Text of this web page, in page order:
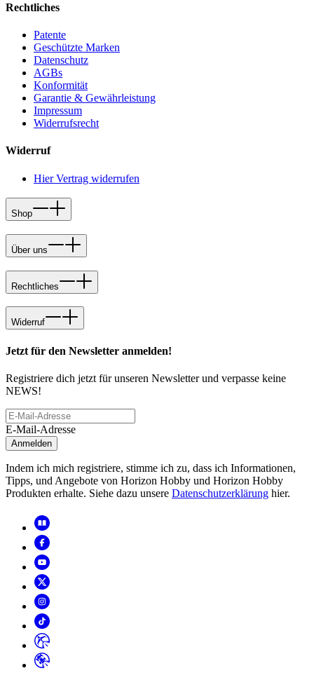
Rechtliches
Patente
Geschützte Marken
Datenschutz
AGBs
Konformität
Garantie & Gewährleistung
Impressum
Widerrufsrecht
Widerruf
Hier Vertrag widerrufen
Shop
Über uns
Rechtliches
Widerruf
Jetzt für den Newsletter anmelden!
Registriere dich jetzt für unseren Newsletter und verpasse keine
NEWS!
E-Mail-Adresse
Anmelden
Indem ich mich registriere, stimme ich zu, dass ich Informationen,
Tipps, und Angebote von Horizon Hobby und Horizon Hobby
Produkten erhalte. Siehe dazu unsere Datenschutzerklärung hier.